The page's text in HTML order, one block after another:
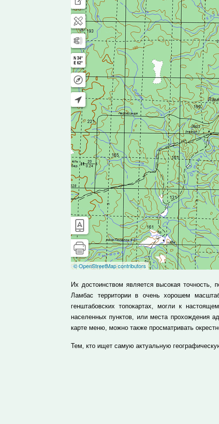
Их достоинством является высокая
Ламбас территории в очень хорошем
генштабовских топокартах, могли к
населенных пунктов, или места прохождения
карте меню, можно также просматривать
Тем, кто ищет самую актуальную